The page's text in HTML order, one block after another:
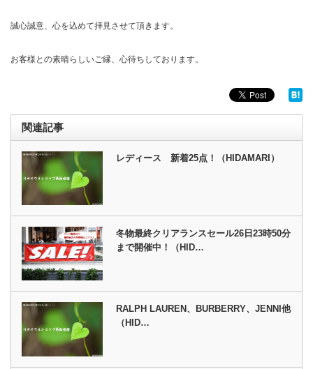
誠心誠意、心を込めて拝見させて頂きます。
お客様との素晴らしいご縁、心待ちしております。
関連記事
レディース 新着25点！（HIDAMARI）
冬物最終クリアランスセール26日23時50分
まで開催中！（HID…
RALPH LAUREN、BURBERRY、JENNI他
（HID…